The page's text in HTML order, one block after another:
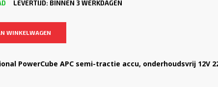
LEVERTIJD: BINNEN 3 WERKDAGEN
WINKELWAGEN
PowerCube APC semi-tractie accu, onderhoudsvrij 12V